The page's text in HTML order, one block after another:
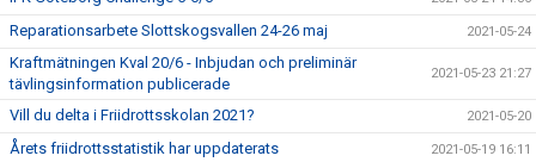
Reparationsarbete Slottskogsvallen 24-26 maj 2021-05-24
Kraftmätningen Kval 20/6 - Inbjudan och preliminär
tävlingsinformation publicerade
2021-05-23 21:27
Vill du delta i Friidrottsskolan 2021? 2021-05-20
Årets friidrottsstatistik har uppdaterats 2021-05-19 16:11